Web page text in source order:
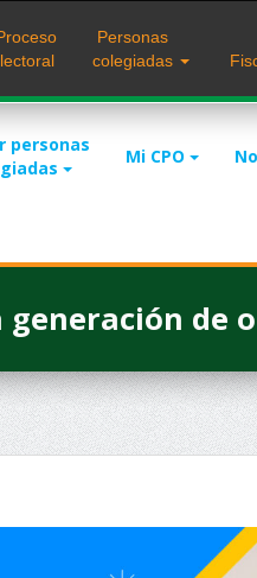
Personas
colegiadas
personas
Mi CPO
de